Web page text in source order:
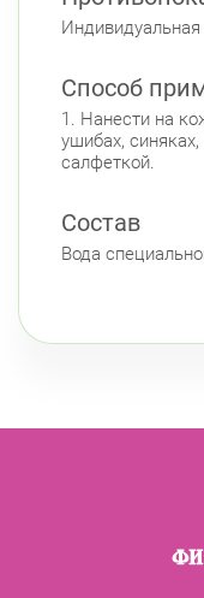
Способ
1. Нанести на
ушибах,
салфеткой.
Состав
Вода